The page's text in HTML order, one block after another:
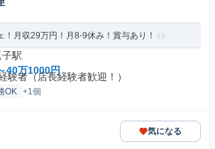
！月収29万円！月8-9休み！賞与あり！
駅
40万1000円
験者（店長経験者歓迎！）
OK +1個
気になる